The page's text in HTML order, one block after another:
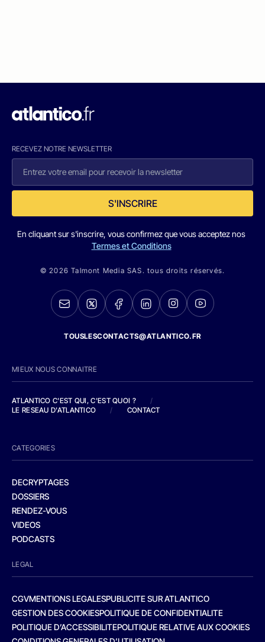
RECEVEZ NOTRE NEWSLETTER
S'INSCRIRE
En cliquant sur s'inscrire, vous confirmez que vous acceptez nos
Termes et Conditions
© 2026 Talmont Media SAS. tous droits réservés.
TOUSLESCONTACTS@ATLANTICO.FR
MIEUX NOUS CONNAITRE
ATLANTICO C'EST QUI, C'EST QUOI ?
/
LE RESEAU D'ATLANTICO
/ CONTACT
CATEGORIES
DECRYPTAGES
DOSSIERS
RENDEZ-VOUS
VIDEOS
PODCASTS
LEGAL
CGVMENTIONS LEGALESPUBLICITE SUR ATLANTICO
GESTION DES COOKIESPOLITIQUE DE CONFIDENTIALITE
POLITIQUE D’ACCESSIBILITEPOLITIQUE RELATIVE AUX COOKIES